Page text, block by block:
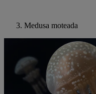
Medusa moteada